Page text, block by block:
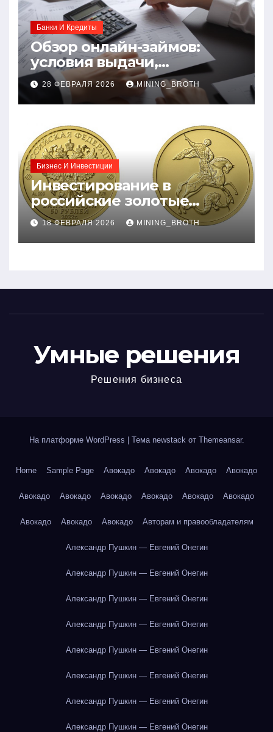
Банки И Кредиты
Обзор онлайн-займов:
условия выдачи,
процентные ставки и
требования к заемщикам
28 ФЕВРАЛЯ 2026 MINING_BROTH
Бизнес И Инвестиции
Инвестирование в
российские золотые
монеты: подробное
руководство
18 ФЕВРАЛЯ 2026 MINING_BROTH
Умные решения
Решения бизнеса
На платформе WordPress Тема newstack от Themeansar.
Home Sample Page Авокадо Авокадо Авокадо Авокадо
Авокадо Авокадо Авокадо Авокадо Авокадо Авокадо
Авокадо Авокадо Авокадо Авторам и правообладателям
Александр Пушкин — Евгений Онегин
Александр Пушкин — Евгений Онегин
Александр Пушкин — Евгений Онегин
Александр Пушкин — Евгений Онегин
Александр Пушкин — Евгений Онегин
Александр Пушкин — Евгений Онегин
Александр Пушкин — Евгений Онегин
Александр Пушкин — Евгений Онегин